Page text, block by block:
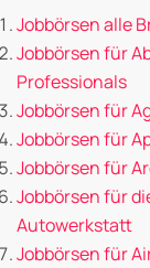
Jobbörsen alle
Jobbörsen für
Professionals
Jobbörsen für
Jobbörsen für
Jobbörsen für
Jobbörsen für
Autowerkstatt
Jobbörsen für